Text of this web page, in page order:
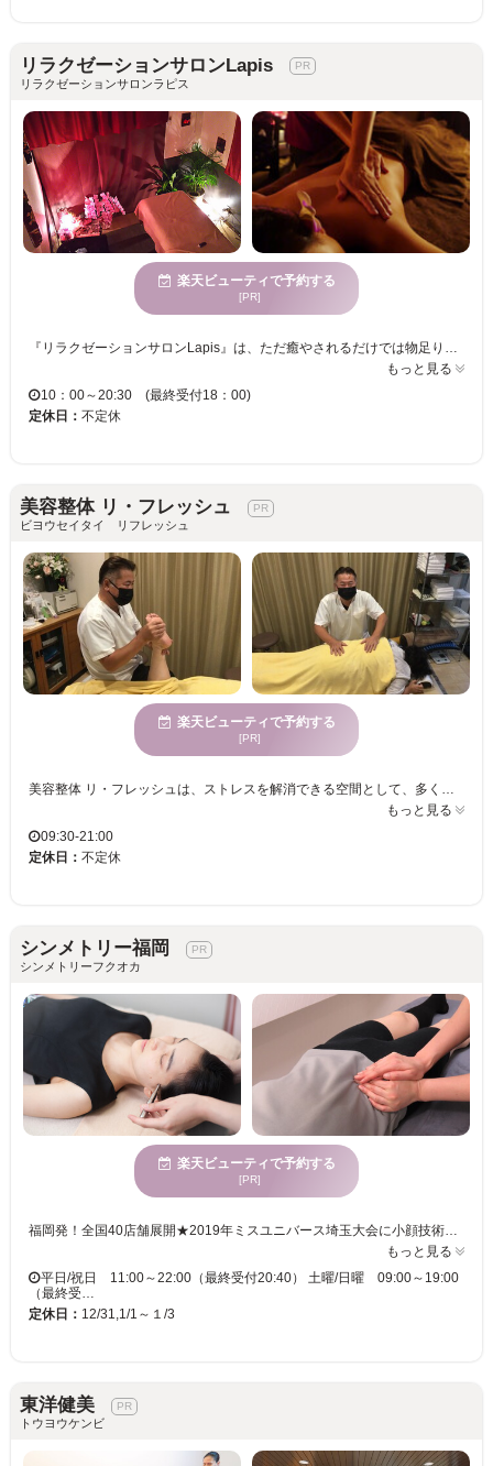
リラクゼーションサロンLapis
リラクゼーションサロンラピス
楽天ビューティで予約する
[PR]
『リラクゼーションサロンLapis』は、ただ癒やされるだけでは物足りない、本気でお身体をスッキリさせたい方のための隠れ家サロンです。 ​当店はアロマリンパ、もみほぐし、足つぼなど、お客様のその日の状態に合わせて手技を組み合わせる「オーダーメイドの施術」が自慢です。 最初から最後までオーナーがマンツーマンで、あなたのツラい箇所へ的確にアプローチします。 ​「いろいろ試したけれど、その場しのぎだった…」という方にこそ受けていただきたい、こだわりの職人技。完全プライベート空間で、驚きの軽さをぜひ体感してください。皆様のご来店を心よりお待ちしております♪
もっと見る
10：00～20:30 (最終受付18：00)
定休日： 不定休
美容整体 リ・フレッシュ
ビヨウセイタイ リフレッシュ
楽天ビューティで予約する
[PR]
美容整体 リ・フレッシュは、ストレスを解消できる空間として、多くの方に愛されています。大切なあなただけの時間を提供し、心と体の両方を丁寧に癒します。このプライベートサロンでは、豊かな経験と実績を活かし、貴方様専用の施術を心を込めて行います。特に、心身が休まる場所を求める女性に人気があり、お一人おひとりにしっかりと向き合っています。自宅が店舗のため、親しみやすい雰囲気が漂い、何度も通いたくなるのが特徴です。また、子連れ歓迎や個室の設置により、プライバシーにも配慮しています。20周年に向けた新メニューを多数ご用意し、皆さまのお越しを心よりお待ちしております。美容整体 リ・フレッシュで、日常を忘れ、自分自身をリフレッシュする素敵な時間をお過ごしください。
もっと見る
09:30-21:00
定休日： 不定休
シンメトリー福岡
シンメトリーフクオカ
楽天ビューティで予約する
[PR]
福岡発！全国40店舗展開★2019年ミスユニバース埼玉大会に小顔技術提供！ 経験豊富なスタッフが丁寧にカウンセリング、お客様の骨格に合わせて施術します。骨格や筋肉の歪みを正すことで眉や目の高さを整え、見違えるほど小顔に♪ソフトな施術で初めての方にも安心。独自の技術とステッィクを使った施術にリピーター多数！ 福岡店人気No,1の【小顔矯正コース】のほかにも猫背やぽっこりお腹、O脚には【骨盤矯正コース】もおススメです♪
もっと見る
平日/祝日 11:00～22:00（最終受付20:40） 土曜/日曜 09:00～19:00
（最終受…
定休日： 12/31,1/1～１/3
東洋健美
トウヨウケンビ